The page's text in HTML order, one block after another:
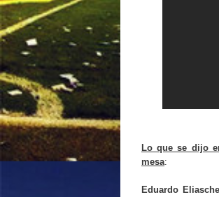
Lo que se dijo
mesa:
Eduardo